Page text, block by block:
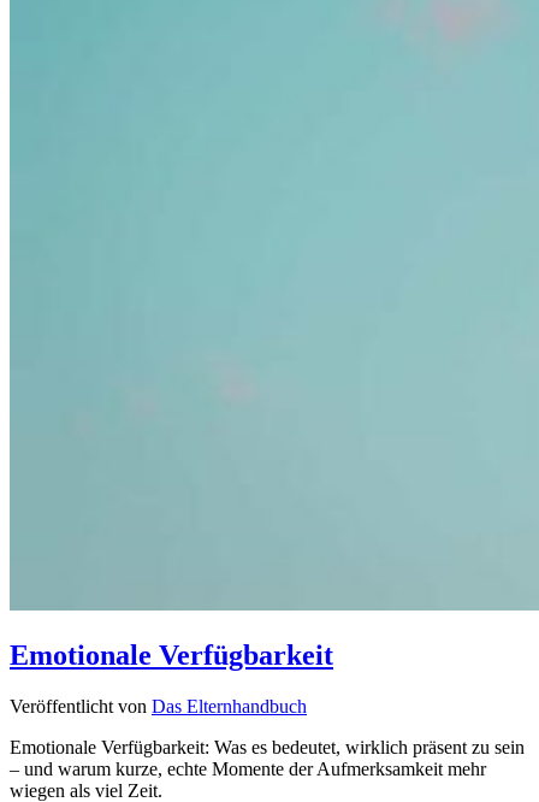
Emotionale Verfügbarkeit
Veröffentlicht von Das Elternhandbuch
Emotionale Verfügbarkeit: Was es bedeutet, wirklich präsent zu sein
– und warum kurze, echte Momente der Aufmerksamkeit mehr
wiegen als viel Zeit.